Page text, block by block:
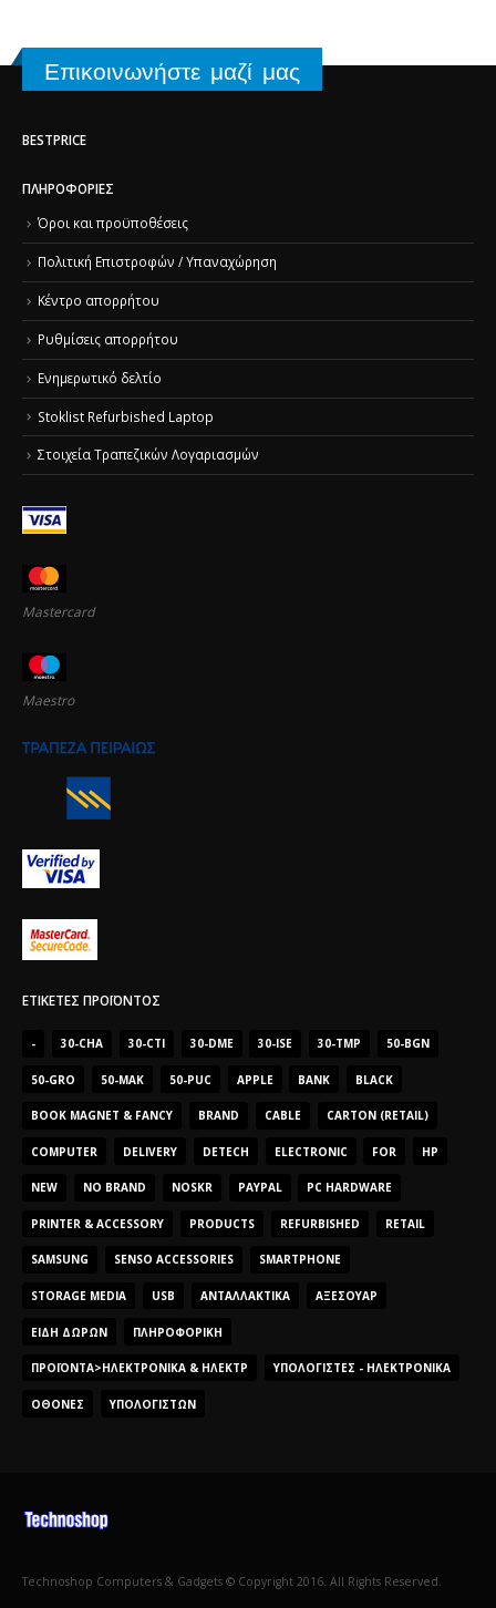
Επικοινωνήστε μαζί μας
BESTPRICE
ΠΛΗΡΟΦΟΡΊΕΣ
Όροι και προϋποθέσεις
Πολιτική Επιστροφών / Υπαναχώρηση
Κέντρο απορρήτου
Ρυθμίσεις απορρήτου
Ενημερωτικό δελτίο
Stoklist Refurbished Laptop
Στοιχεία Τραπεζικών Λογαριασμών
Mastercard
Maestro
ΕΤΙΚΈΤΕΣ ΠΡΟΪΌΝΤΟΣ
- 30-CHA 30-CTI 30-DME 30-ISE 30-TMP 50-BGN
50-GRO 50-MAK 50-PUC APPLE BANK BLACK
BOOK MAGNET & FANCY BRAND CABLE CARTON (RETAIL)
COMPUTER DELIVERY DETECH ELECTRONIC FOR HP
NEW NO BRAND NOSKR PAYPAL PC HARDWARE
PRINTER & ACCESSORY PRODUCTS REFURBISHED RETAIL
SAMSUNG SENSO ACCESSORIES SMARTPHONE
STORAGE MEDIA USB ΑΝΤΑΛΛΑΚΤΙΚΆ ΑΞΕΣΟΥΆΡ
ΕΊΔΗ ΔΏΡΩΝ ΠΛΗΡΟΦΟΡΙΚΉ
ΠΡΟΪΌΝΤΑ>ΗΛΕΚΤΡΟΝΙΚΆ & ΗΛΕΚΤΡ ΥΠΟΛΟΓΙΣΤΈΣ - ΗΛΕΚΤΡΟΝΙΚΆ
ΟΘΌΝΕΣ ΥΠΟΛΟΓΙΣΤΏΝ
Technoshop Computers & Gadgets © Copyright 2016. All Rights Reserved.